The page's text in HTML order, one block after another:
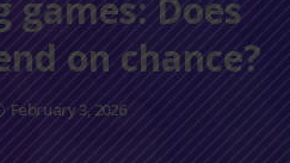
Does
on chance?
February 3, 2026